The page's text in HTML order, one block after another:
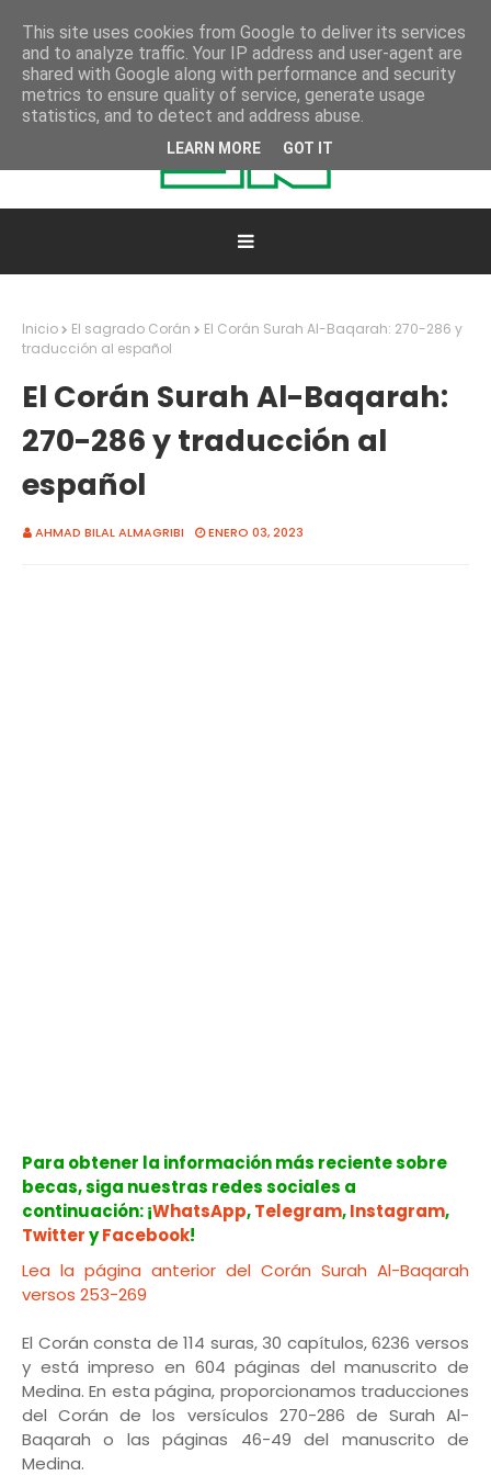
Inicio El sagrado Corán
El Corán Surah Al-Baqarah: 270-286 y
traducción al español
El Corán Surah Al-Baqarah:
270-286 y traducción al
español
AHMAD BILAL ALMAGRIBI ENERO 03, 2023
Para obtener la información más reciente sobre
becas, siga nuestras redes sociales a
continuación: ¡WhatsApp,Telegram,Instagram,
TwitteryFacebook!
Lea la página anterior del Corán Surah Al-Baqarah
versos 253-269
El Corán consta de 114 suras, 30 capítulos, 6236 versos
y está impreso en 604 páginas del manuscrito de
Medina. En esta página, proporcionamos traducciones
del Corán de los versículos 270-286 de Surah Al-
Baqarah o las páginas 46-49 del manuscrito de
Medina.
This site uses cookies from Google to deliver its services
and to analyze traffic. Your IP address and user-agent are
shared with Google along with performance and security
metrics to ensure quality of service, generate usage
statistics, and to detect and address abuse.
LEARN MORE GOT IT